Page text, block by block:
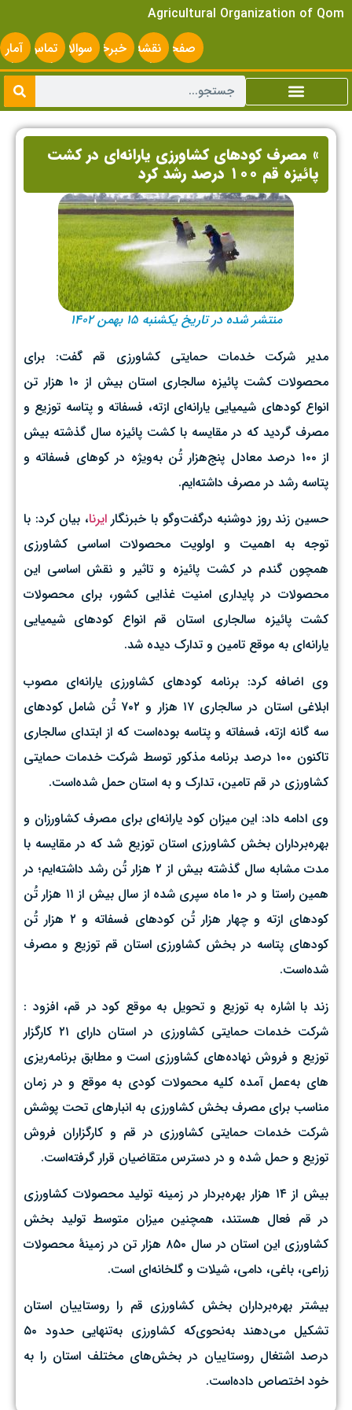
Agricultural Organization of Qom
صفحه
اصلی
نقشه
سایت
خبرخوانسوالات
متداول
تماس
با ما
آمار
» مصرف کودهای کشاورزی یارانه‌ای در کشت
پائیزه قم ۱۰۰ درصد رشد کرد
منتشر شده در تاریخ یکشنبه ۱۵ بهمن ۱۴۰۲
مدیر شرکت خدمات حمایتی کشاورزی قم گفت: برای
محصولات کشت پائیزه سالجاری استان بیش از ۱۰ هزار تن
انواع کودهای شیمیایی یارانه‌ای ازته، فسفاته و پتاسه توزیع و
مصرف گردید که در مقایسه با کشت پائیزه سال گذشته بیش
از ۱۰۰ درصد معادل پنج‌هزار تُن به‌ویژه در کوهای فسفاته و
پتاسه رشد در مصرف داشته‌ایم.
حسین زند روز دوشنبه درگفت‌وگو با خبرنگارایرنا، بیان کرد: با
توجه به اهمیت و اولویت محصولات اساسی کشاورزی
همچون گندم در کشت پائیزه و تاثیر و نقش اساسی این
محصولات در پایداری امنیت غذایی کشور، برای محصولات
کشت پائیزه سالجاری استان قم انواع کودهای شیمیایی
یارانه‌ای به موقع تامین و تدارک دیده‌ شد.
وی اضافه کرد: برنامه کودهای کشاورزی یارانه‌ای مصوب
ابلاغی استان در سالجاری ۱۷ هزار و ۷۰۲ تُن شامل کودهای
سه گانه ازته، فسفاته و پتاسه بوده‌است که از ابتدای سالجاری
تاکنون ۱۰۰ درصد برنامه مذکور توسط شرکت خدمات حمایتی
کشاورزی در قم تامین، تدارک و به استان حمل شده‌است.
وی ادامه داد: این میزان کود یارانه‌ای برای مصرف کشاورزان و
بهره‌برداران بخش کشاورزی استان توزیع شد که در مقایسه با
مدت مشابه سال گذشته بیش از ۲ هزار تُن رشد داشته‌ایم؛ در
همین راستا و در ۱۰ ماه سپری شده از سال بیش از ۱۱ هزار تُن
کودهای ازته و چهار هزار تُن کودهای فسفاته و ۲ هزار تُن
کودهای پتاسه در بخش کشاورزی استان قم توزیع و مصرف
شده‌است.
زند با اشاره به توزیع و تحویل به موقع کود در قم، افزود :
شرکت خدمات حمایتی کشاورزی در استان دارای ۲۱ کارگزار
توزیع و فروش نهاده‌های کشاورزی است و مطابق برنامه‌ریزی
های به‌عمل آمده کلیه محمولات کودی به موقع و در زمان
مناسب برای مصرف بخش کشاورزی به انبارهای تحت پوشش
شرکت خدمات حمایتی کشاورزی در قم و کارگزاران فروش
توزیع و حمل شده و در دسترس متقاضیان قرار گرفته‌است.
بیش از ۱۴ هزار بهره‌بردار در زمینه تولید محصولات کشاورزی
در قم فعال هستند، همچنین میزان متوسط تولید بخش
کشاورزی این استان در سال ۸۵۰ هزار تن در زمینهٔ محصولات
زراعی،‌ باغی،‌ دامی، شیلات و گلخانه‌ای است.
بیشتر بهره‌برداران بخش کشاورزی قم را روستاییان استان
تشکیل می‌دهند به‌نحوی‌که کشاورزی به‌تنهایی حدود ۵۰
درصد اشتغال روستاییان در بخش‌های مختلف استان را به
خود اختصاص داده‌است.